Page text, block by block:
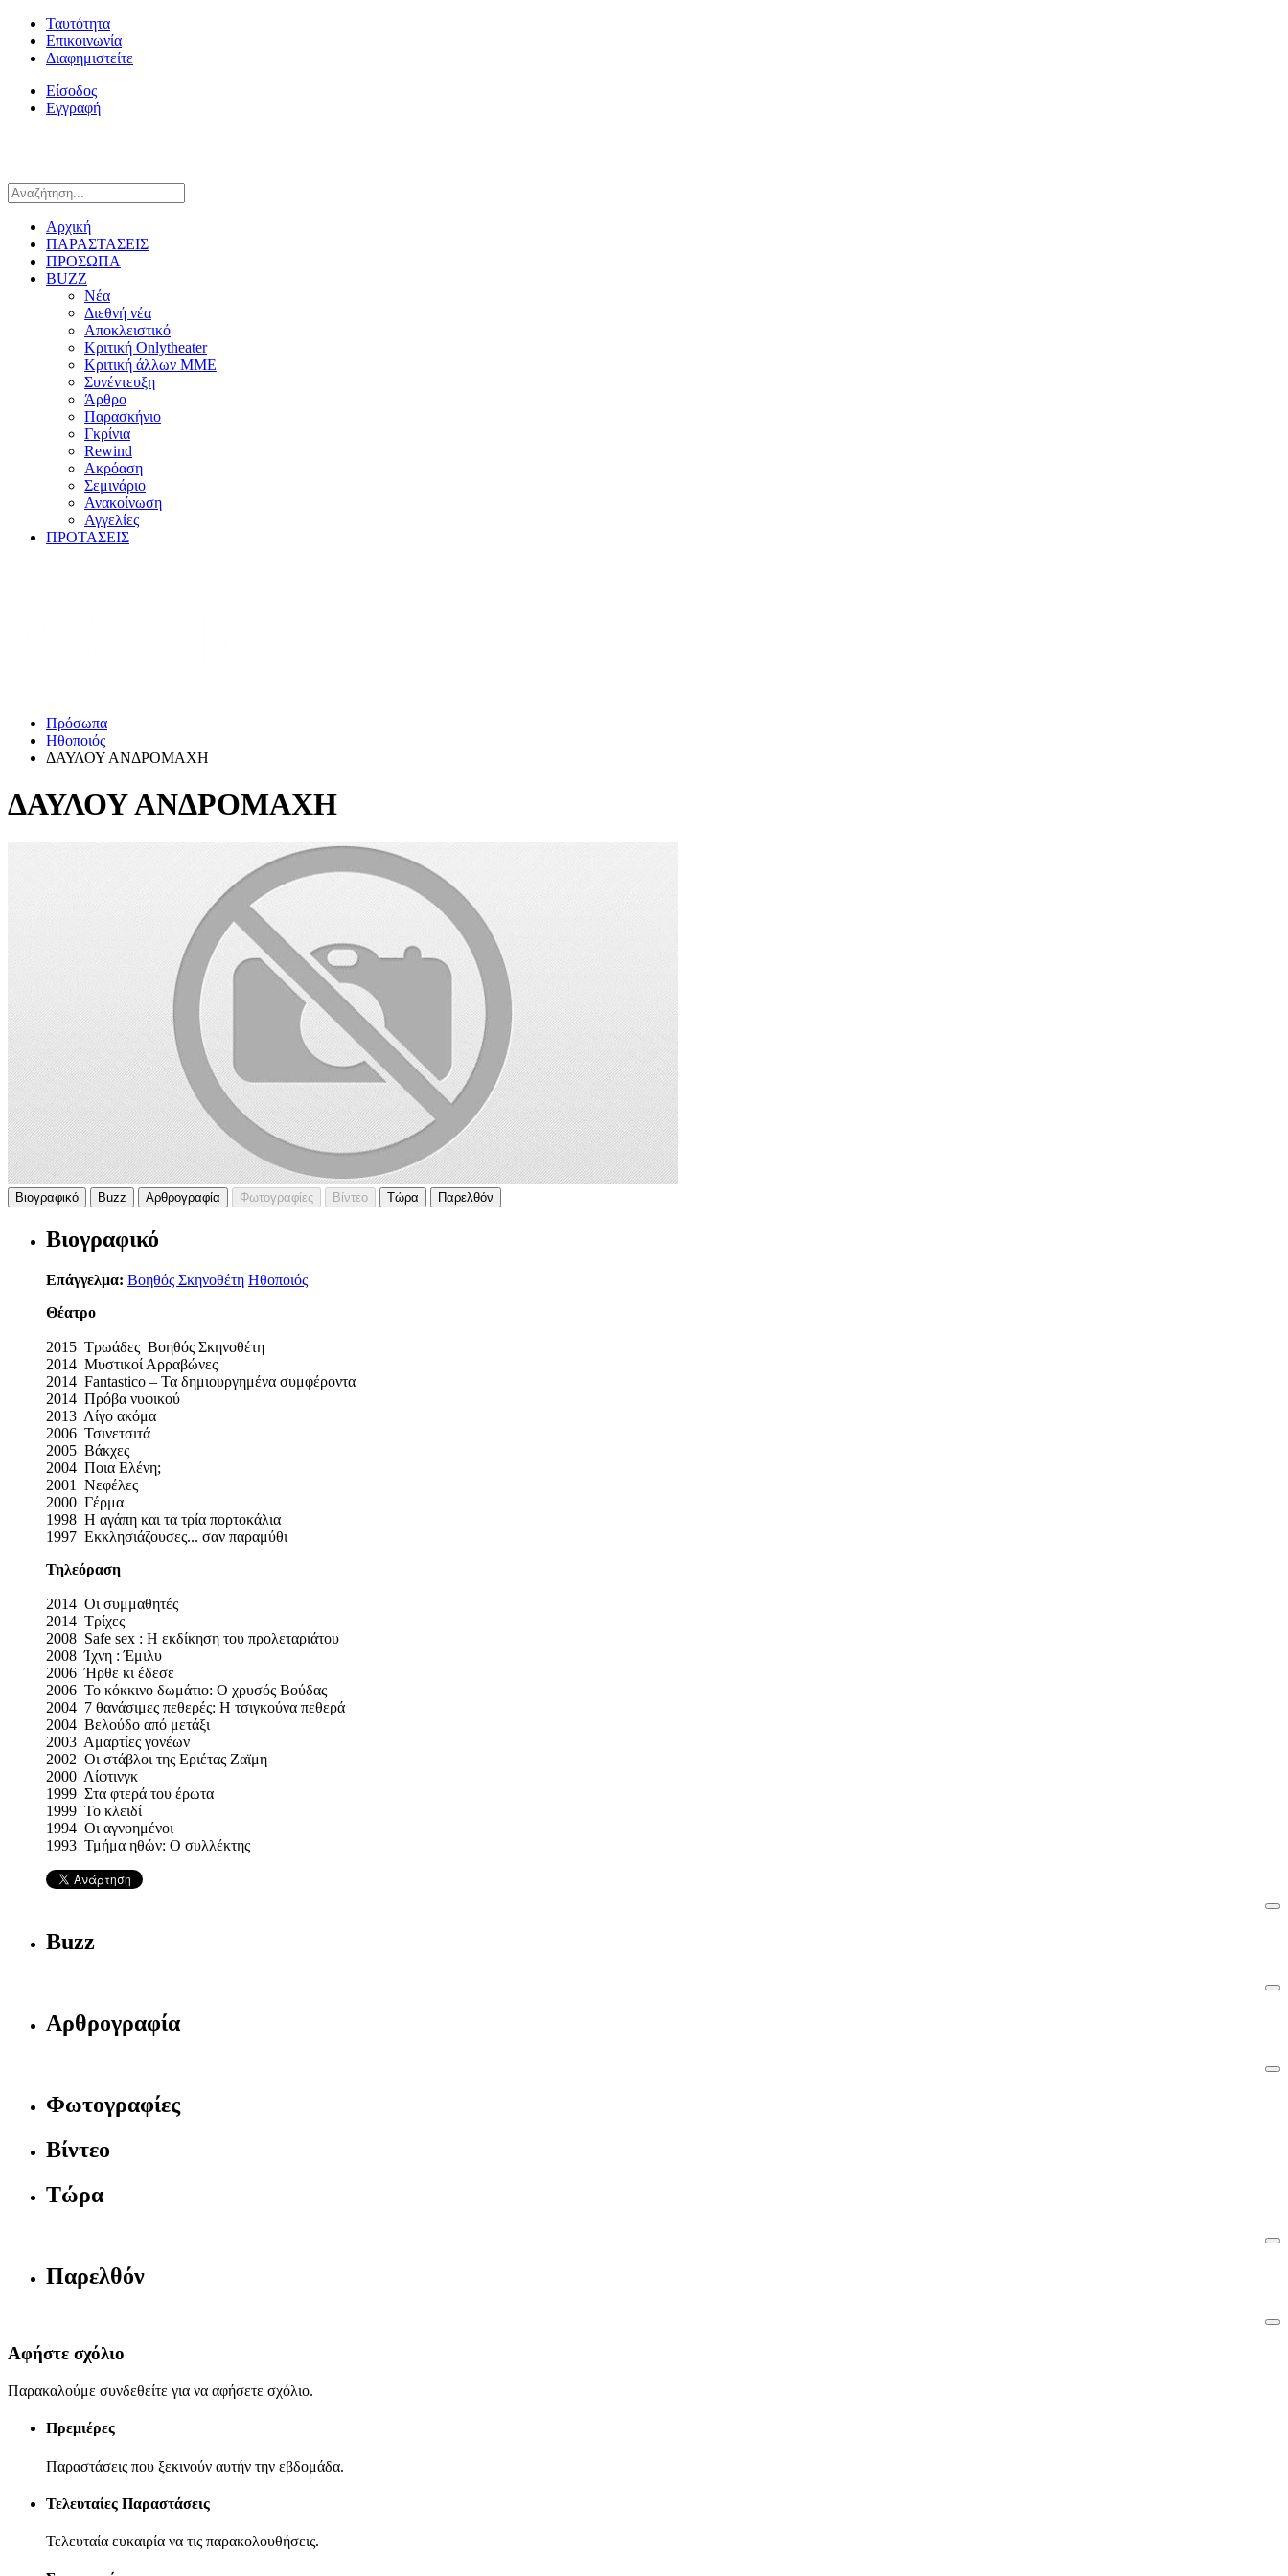
Ταυτότητα
Επικοινωνία
Διαφημιστείτε
Είσοδος
Εγγραφή
Αρχική
ΠΑΡΑΣΤΑΣΕΙΣ
ΠΡΟΣΩΠΑ
BUZZ
Νέα
Διεθνή νέα
Αποκλειστικό
Κριτική Onlytheater
Κριτική άλλων ΜΜΕ
Συνέντευξη
Άρθρο
Παρασκήνιο
Γκρίνια
Rewind
Ακρόαση
Σεμινάριο
Ανακοίνωση
Αγγελίες
ΠΡΟΤΑΣΕΙΣ
Πρόσωπα
Ηθοποιός
ΔΑΥΛΟΥ ΑΝΔΡΟΜΑΧΗ
ΔΑΥΛΟΥ ΑΝΔΡΟΜΑΧΗ
Βιογραφικό Buzz Αρθρογραφία Φωτογραφίες Βίντεο Τώρα Παρελθόν
Βιογραφικό
Επάγγελμα: Βοηθός Σκηνοθέτη Ηθοποιός
Θέατρο
2015 Τρωάδες Βοηθός Σκηνοθέτη
2014 Μυστικοί Αρραβώνες
2014 Fantastico – Τα δημιουργημένα συμφέροντα
2014 Πρόβα νυφικού
2013 Λίγο ακόμα
2006 Τσινετσιτά
2005 Βάκχες
2004 Ποια Ελένη;
2001 Νεφέλες
2000 Γέρμα
1998 Η αγάπη και τα τρία πορτοκάλια
1997 Εκκλησιάζουσες... σαν παραμύθι
Τηλεόραση
2014 Οι συμμαθητές
2014 Τρίχες
2008 Safe sex : Η εκδίκηση του προλεταριάτου
2008 Ίχνη : Έμιλυ
2006 Ήρθε κι έδεσε
2006 Το κόκκινο δωμάτιο: Ο χρυσός Βούδας
2004 7 θανάσιμες πεθερές: Η τσιγκούνα πεθερά
2004 Βελούδο από μετάξι
2003 Αμαρτίες γονέων
2002 Οι στάβλοι της Εριέτας Ζαϊμη
2000 Λίφτινγκ
1999 Στα φτερά του έρωτα
1999 Το κλειδί
1994 Οι αγνοημένοι
1993 Τμήμα ηθών: Ο συλλέκτης
Buzz
Αρθρογραφία
Φωτογραφίες
Βίντεο
Τώρα
Παρελθόν
Αφήστε σχόλιο
Παρακαλούμε συνδεθείτε για να αφήσετε σχόλιο.
Πρεμιέρες
Παραστάσεις που ξεκινούν αυτήν την εβδομάδα.
Τελευταίες Παραστάσεις
Τελευταία ευκαιρία να τις παρακολουθήσεις.